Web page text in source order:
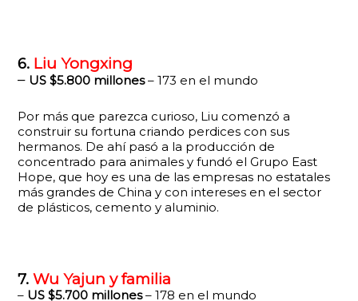
6. Liu Yongxing
– US $5.800 millones– 173 en el mundo
Por más que parezca curioso, Liu comenzó a
construir su fortuna criando perdices con sus
hermanos. De ahí pasó a la producción de
concentrado para animales y fundó el Grupo East
Hope, que hoy es una de las empresas no estatales
más grandes de China y con intereses en el sector
de plásticos, cemento y aluminio.
7.Wu Yajun y familia
– US $5.700 millones– 178 en el mundo